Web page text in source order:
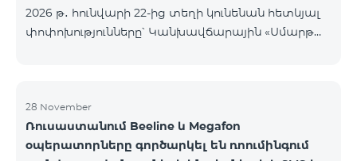
2026 թ․ հունվարի 22-ից տեղի կունենան հետևյալ
փոփոխությունները՝ Կանխավճարային «Սմարթ
սակագնային փաթեթին, որի շրջանակներում
կստանան անսահմանափակ ինտերնետ, 2000
րոպե դեպի ՀՀ բոլոր ցանցեր, ԱՄՆ, Կանադա, ՌԴ
28 November
Ռուսաստանում Beeline և Megafon
օպերատորները գործարկել են ռոումինգում